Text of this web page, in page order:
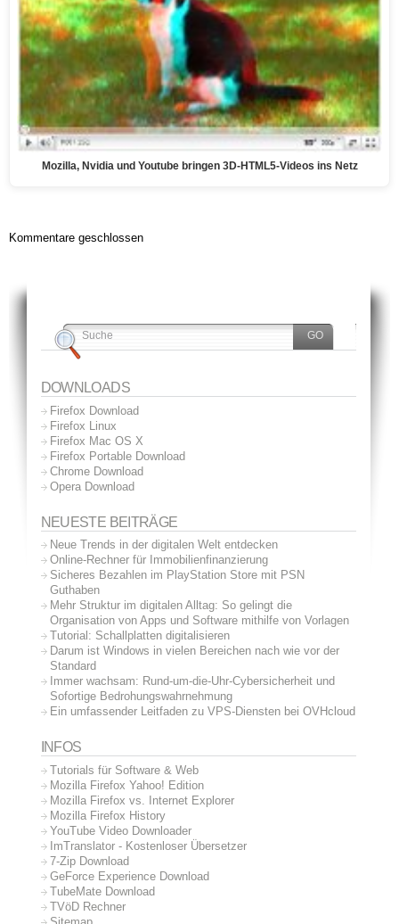
Mozilla, Nvidia und Youtube bringen 3D-HTML5-Videos ins Netz
Kommentare geschlossen
DOWNLOADS
Firefox Download
Firefox Linux
Firefox Mac OS X
Firefox Portable Download
Chrome Download
Opera Download
NEUESTE BEITRÄGE
Neue Trends in der digitalen Welt entdecken
Online-Rechner für Immobilienfinanzierung
Sicheres Bezahlen im PlayStation Store mit PSN
Guthaben
Mehr Struktur im digitalen Alltag: So gelingt die
Organisation von Apps und Software mithilfe von Vorlagen
Tutorial: Schallplatten digitalisieren
Darum ist Windows in vielen Bereichen nach wie vor der
Standard
Immer wachsam: Rund-um-die-Uhr-Cybersicherheit und
Sofortige Bedrohungswahrnehmung
Ein umfassender Leitfaden zu VPS-Diensten bei OVHcloud
INFOS
Tutorials für Software & Web
Mozilla Firefox Yahoo! Edition
Mozilla Firefox vs. Internet Explorer
Mozilla Firefox History
YouTube Video Downloader
ImTranslator - Kostenloser Übersetzer
7-Zip Download
GeForce Experience Download
TubeMate Download
TVöD Rechner